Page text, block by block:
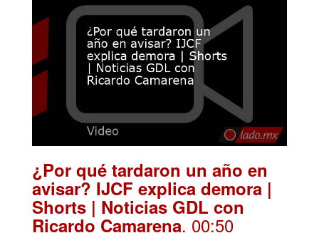
¿Por qué tardaron un año en
avisar? IJCF explica demora |
Shorts | Noticias GDL con
Ricardo Camarena. 00:50